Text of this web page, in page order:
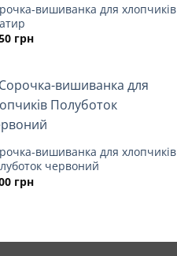
вишиванка для хлопчиків
грн
вишиванка для хлопчиків
червоний
грн